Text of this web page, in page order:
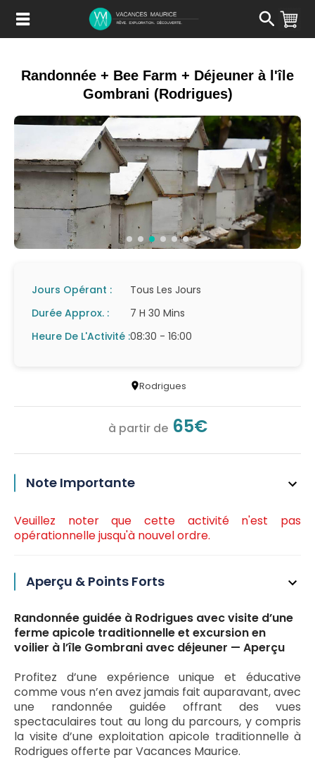
Contenu
Randonnée + Bee Farm + Déjeuner à l'île
Gombrani (Rodrigues)
Jours Opérant :
Tous Les Jours
Durée Approx. :
7 H 30 Mins
Heure De L'Activité :08:30 - 16:00
Rodrigues
à partir de 65€
Note Importante
Veuillez noter que cette activité n'est pas
opérationnelle jusqu'à nouvel ordre.
Aperçu & Points Forts
Randonnée guidée à Rodrigues avec visite d’une
ferme apicole traditionnelle et excursion en
voilier à l’île Gombrani avec déjeuner — Aperçu
Profitez d’une expérience unique et éducative
comme vous n’en avez jamais fait auparavant, avec
une randonnée guidée offrant des vues
spectaculaires tout au long du parcours, y compris
la visite d’une exploitation apicole traditionnelle à
Rodrigues offerte par Vacances Maurice.